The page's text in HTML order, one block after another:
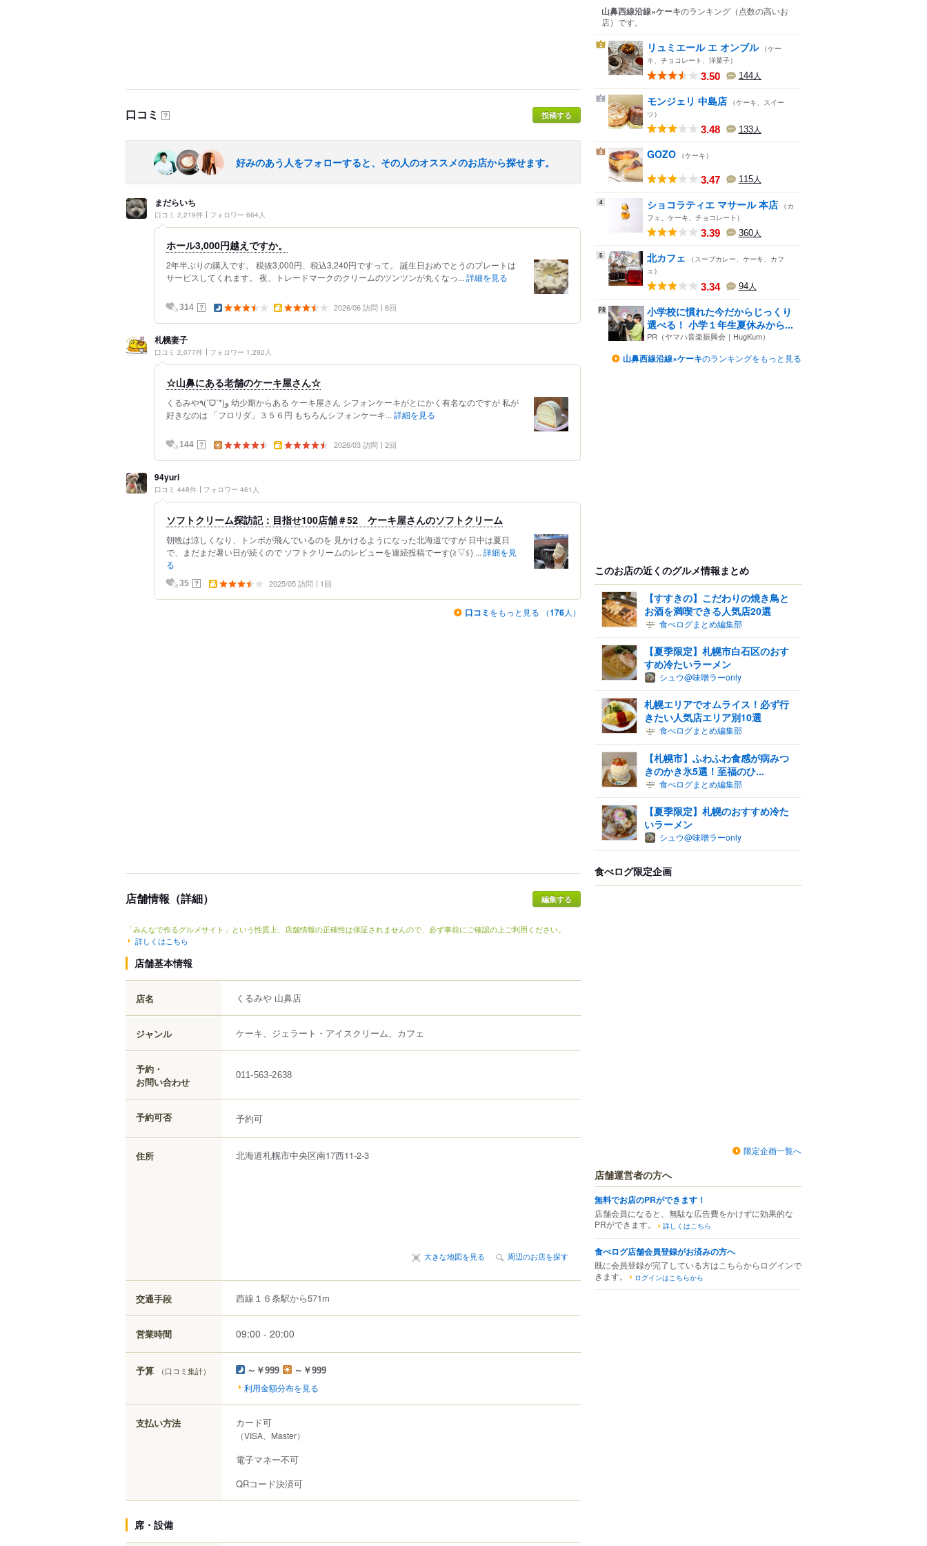
口コミ ？ 投稿する
好みのあう人をフォローすると、その人のオススメのお店から探せます。
まだらいち
口コミ 2,219件 フォロワー 664人
ホール3,000円越えですか。
2年半ぶりの購入です。 税抜3,000円、税込3,240円ですって。 誕生日おめでとうのプレートは
サービスしてくれます。 夜、トレードマークのクリームのツンツンが丸くなっ... 詳細を見る
314 ？ 2026/06 訪問 6回
札幌妻子
口コミ 2,077件 フォロワー 1,292人
☆山鼻にある老舗のケーキ屋さん☆
くるみや٩(ˊᗜˋ*)و 幼少期からある ケーキ屋さん シフォンケーキがとにかく有名なのですが 私が
好きなのは 「フロリダ」３５６円 もちろんシフォンケーキ... 詳細を見る
144 ？ 2026/03 訪問 2回
94yuri
口コミ 448件 フォロワー 461人
ソフトクリーム探訪記：目指せ100店舗＃52 ケーキ屋さんのソフトクリーム
朝晩は涼しくなり、トンボが飛んでいるのを 見かけるようになった北海道ですが 日中は夏日
で、まだまだ暑い日が続くので ソフトクリームのレビューを連続投稿でーす(≧▽≦) ... 詳細を見
る
35 ？ 2025/05 訪問 1回
口コミ をもっと見る （176人）
店舗情報（詳細） 編集する
「みんなで作るグルメサイト」という性質上、店舗情報の正確性は保証されませんので、必ず事前にご確認の上ご利用ください。
詳しくはこちら
店舗基本情報
店名 くるみや 山鼻店
ジャンル ケーキ、ジェラート・アイスクリーム、カフェ
予約・
お問い合わせ
011-563-2638
予約可否 予約可
住所 北海道札幌市中央区南17西11-2-3
大きな地図を見る 周辺のお店を探す
交通手段 西線１６条駅から571m
営業時間 09:00 - 20:00
予算 （口コミ集計） ～￥999 ～￥999
利用金額分布を見る
支払い方法 カード可
（VISA、Master）
電子マネー不可
QRコード決済可
席・設備
山鼻西線沿線×ケーキのランキング （点数の高いお
店） です。
1 リュミエール エ オンブル （ケー
キ、チョコレート、洋菓子）
3.50 144人
2 モンジェリ 中島店 （ケーキ、スイー
ツ）
3.48 133人
3 GOZO （ケーキ）
3.47 115人
4 ショコラティエ マサール 本店 （カ
フェ、ケーキ、チョコレート）
3.39 360人
5 北カフェ
（スープカレー、ケーキ、カフ
ェ）
3.34 94人
小学校に慣れた今だからじっくり
選べる！ 小学１年生夏休みから...
PR（ヤマハ音楽振興会｜HugKum）
山鼻西線沿線×ケーキのランキングをもっと見る
このお店の近くのグルメ情報まとめ
【すすきの】こだわりの焼き鳥と
お酒を満喫できる人気店20選
食べログまとめ編集部
【夏季限定】札幌市白石区のおす
すめ冷たいラーメン
シュウ@味噌ラーonly
札幌エリアでオムライス！必ず行
きたい人気店エリア別10選
食べログまとめ編集部
【札幌市】ふわふわ食感が病みつ
きのかき氷5選！至福のひ...
食べログまとめ編集部
【夏季限定】札幌のおすすめ冷た
いラーメン
シュウ@味噌ラーonly
食べログ限定企画
限定企画一覧へ
店舗運営者の方へ
無料でお店のPRができます！
店舗会員になると、無駄な広告費をかけずに効果的な
PRができます。
詳しくはこちら
食べログ店舗会員登録がお済みの方へ
既に会員登録が完了している方はこちらからログインで
きます。
ログインはこちらから